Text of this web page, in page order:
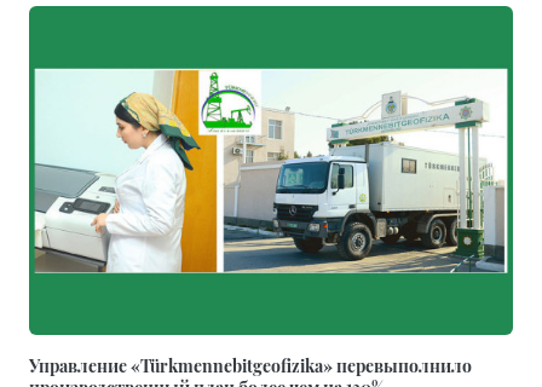
Управление «Türkmennebitgeofizika» перевыполнило